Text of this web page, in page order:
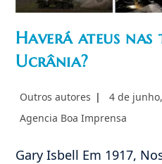
Haverá ateus
Ucrânia?
Autor
post:
Outros autores
Post
4 de
Categoria
Agencia Boa Imprensa
Gary Isbell Em 1917,